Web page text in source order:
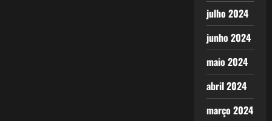
julho 2024
junho 2024
maio 2024
abril 2024
março 2024